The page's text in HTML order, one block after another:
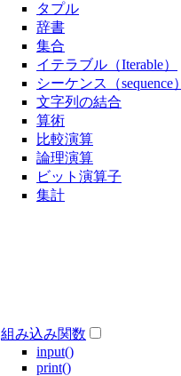
タプル
辞書
集合
イテラブル（Iterable）
シーケンス（sequence）
文字列の結合
算術
比較演算
論理演算
ビット演算子
集計
組み込み関数
input()
print()